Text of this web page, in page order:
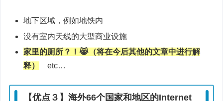
地下区域，例如地铁内
没有室内天线的大型商业设施
家里的厕所？！😹（将在今后其他的文章中进行解
释）
etc…
【优点３】海外66个国家和地区的Internet